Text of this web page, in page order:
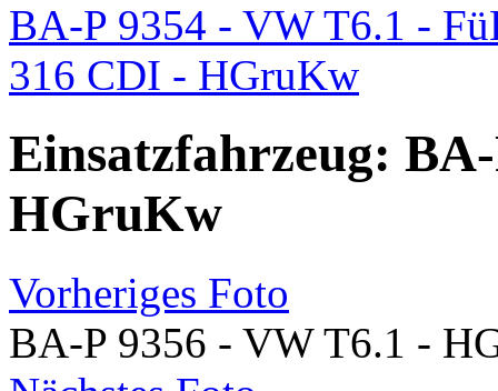
BA-P 9354 - VW T6.1 -
316 CDI - HGruKw
Einsatzfahrzeug:
HGruKw
Vorheriges Foto
BA-P 9356 - VW T6.1 -